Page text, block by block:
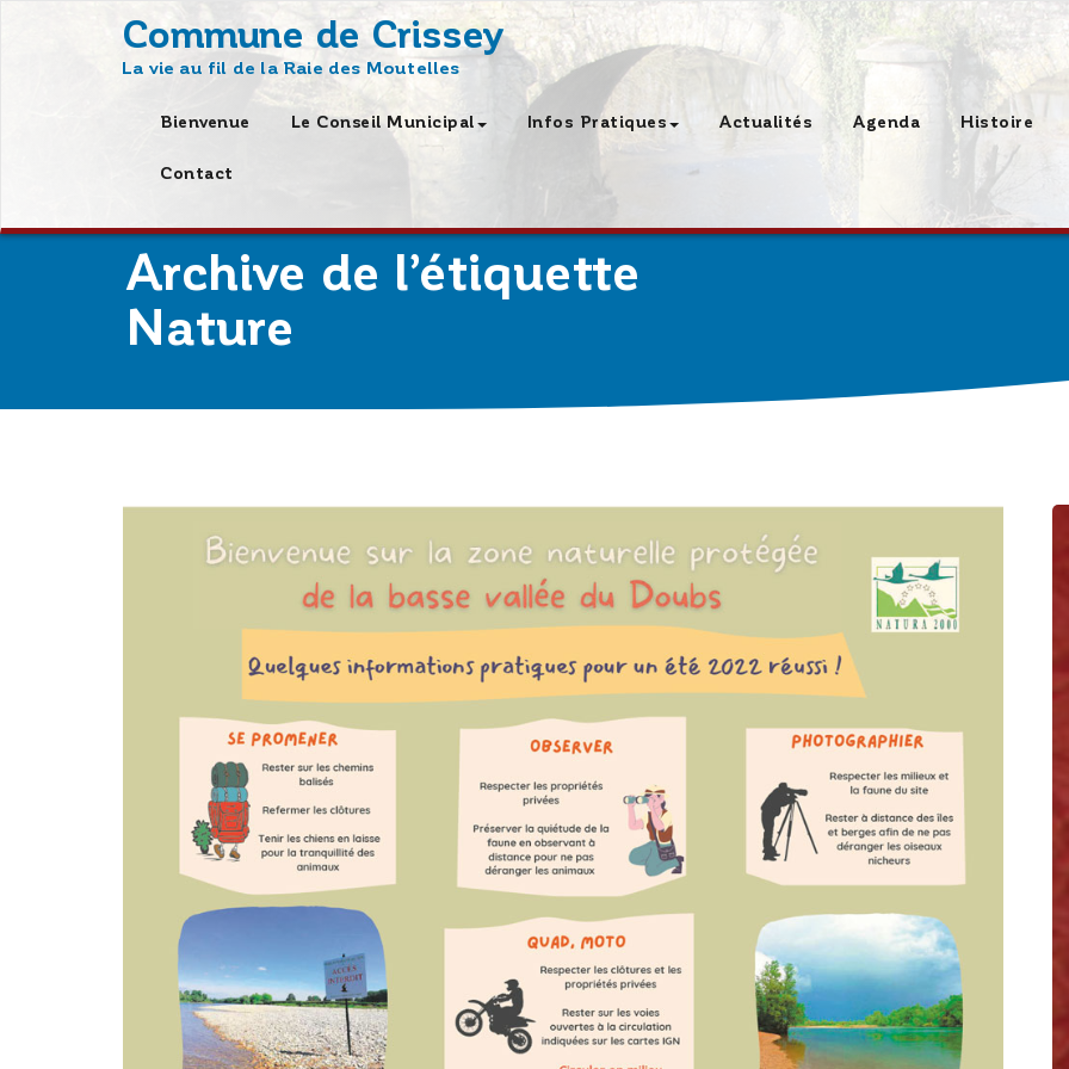
Commune de Crissey
La vie au fil de la Raie des Moutelles
Bienvenue Le Conseil Municipal Infos Pratiques Actualités Agenda Histoire
Contact
Archive de l’étiquette
Nature
Vœux du Maire